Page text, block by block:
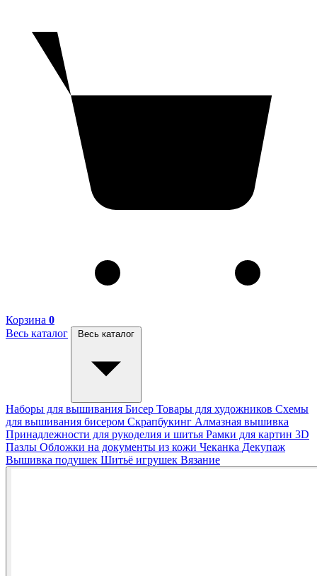
Корзина 0
Весь каталог
Весь каталог
Наборы для вышивания Бисер Товары для художников Схемы
для вышивания бисером Скрапбукинг Алмазная вышивка
Принадлежности для рукоделия и шитья Рамки для картин 3D
Пазлы Обложки на документы из кожи Чеканка Декупаж
Вышивка подушек Шитьё игрушек Вязание